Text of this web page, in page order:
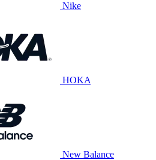
Nike
HOKA
New Balance